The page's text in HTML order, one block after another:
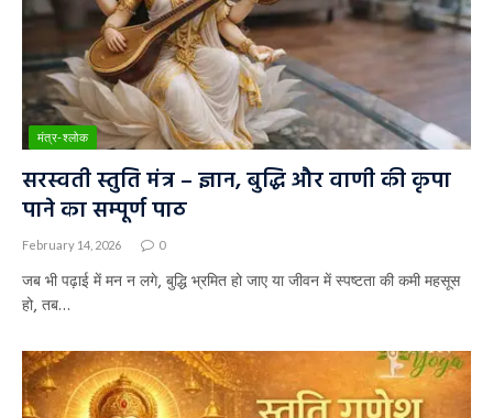
मंत्र-श्लोक
सरस्वती स्तुति मंत्र – ज्ञान, बुद्धि और वाणी की कृपा
पाने का सम्पूर्ण पाठ
February 14, 2026 0
जब भी पढ़ाई में मन न लगे, बुद्धि भ्रमित हो जाए या जीवन में स्पष्टता की कमी महसूस
हो, तब…